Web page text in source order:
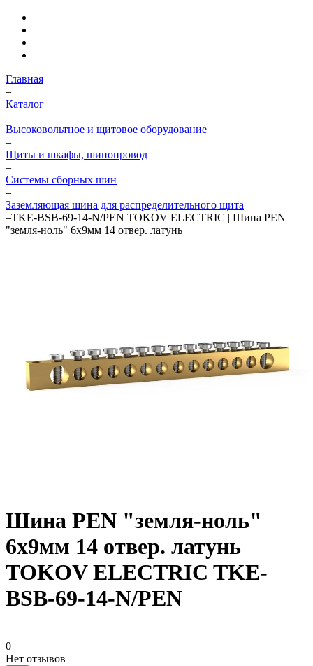
Главная
–
Каталог
–
Высоковольтное и щитовое оборудование
–
Щиты и шкафы, шинопровод
–
Системы сборных шин
–
Заземляющая шина для распределительного щита
–TKE-BSB-69-14-N/PEN TOKOV ELECTRIC | Шина PEN
"земля-ноль" 6х9мм 14 отвер. латунь
Шина PEN "земля-ноль"
6х9мм 14 отвер. латунь
TOKOV ELECTRIC TKE-
BSB-69-14-N/PEN
0
Нет отзывов